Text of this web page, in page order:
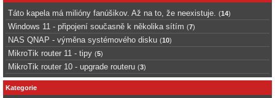
Táto kapela má milióny fanúšikov. Až na to, že neexistuje. (14)
Windows 11 - připojení současně k několika sítím (7)
NAS QNAP - výměna systémového disku (10)
MikroTik router 11 - tipy (5)
MikroTik router 10 - upgrade routeru (3)
Kategorie